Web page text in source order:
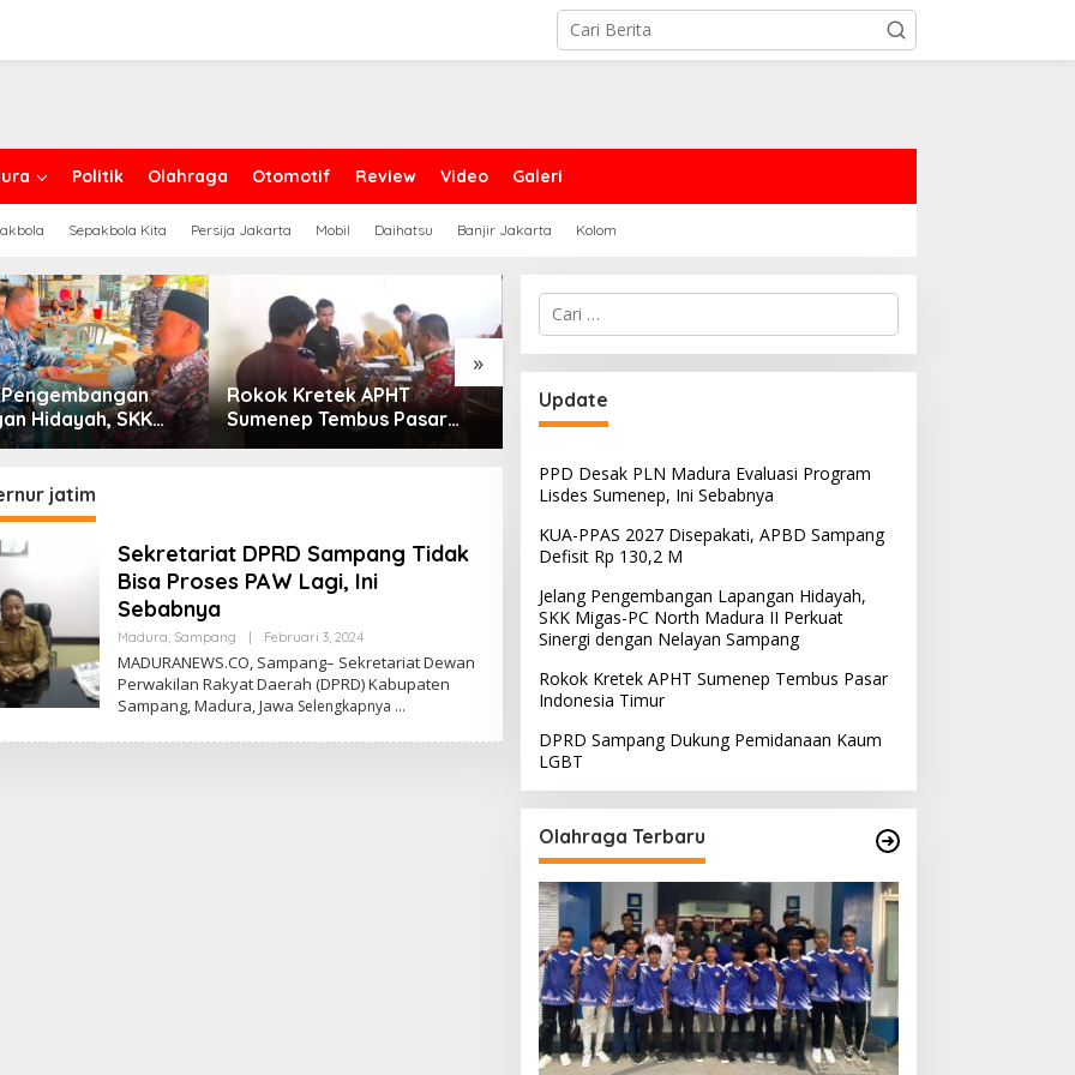
Politik Olahraga Otomotif Review Video Galeri
Sepakbola Kita Persija Jakarta Mobil Daihatsu Banjir Jakarta Kolom
»
Hidayah, SKK
North Madura II
Sampang
Rokok Kretek APHT
Sumenep Tembus Pasar
Indonesia Timur
DPRD Sampang Dukung
Pemidanaan Kaum LGBT
jatim
Sekretariat DPRD Sampang Tidak
Bisa Proses PAW Lagi, Ini
Sebabnya
Madura, Sampang Februari 3, 2024Oleh
MADURANEWS.CO, Sampang– Sekretariat Dewan
Perwakilan Rakyat Daerah (DPRD) Kabupaten
Sampang, Madura, Jawa Selengkapnya
Cari
untuk:
Update
PPD Desak PLN Madura Evaluasi Program
Lisdes Sumenep, Ini Sebabnya
KUA-PPAS 2027 Disepakati, APBD Sampang
Defisit Rp 130,2 M
Jelang Pengembangan Lapangan Hidayah,
SKK Migas-PC North Madura II Perkuat
Sinergi dengan Nelayan Sampang
Rokok Kretek APHT Sumenep Tembus Pasar
Indonesia Timur
DPRD Sampang Dukung Pemidanaan Kaum
LGBT
Olahraga Terbaru